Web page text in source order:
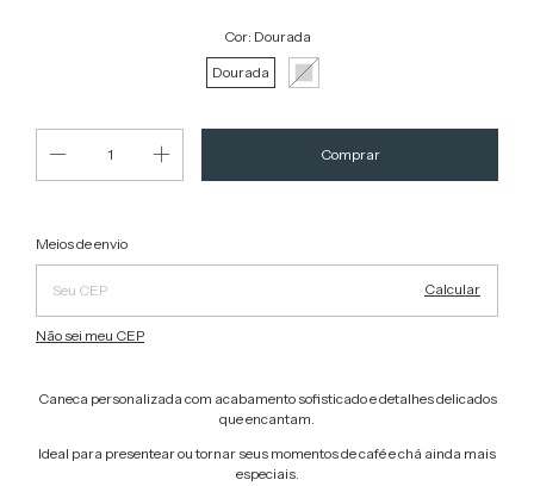
Cor: Dourada
Dourada
Entregas para o CEP:
Meios de envio
Calcular
Não sei meu CEP
Caneca personalizada com acabamento sofisticado e detalhes delicados
que encantam.
Ideal para presentear ou tornar seus momentos de café e chá ainda mais
especiais.